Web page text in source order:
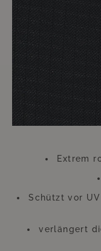
Handumdrehen erledigt.
länger an. Die
anderen ungünstigen
sollten Sie also
Hundertfach
Bitte beachten Sie,
farblich verändern
Funktion, noch die
Extrem
Schützt vor
verlängert